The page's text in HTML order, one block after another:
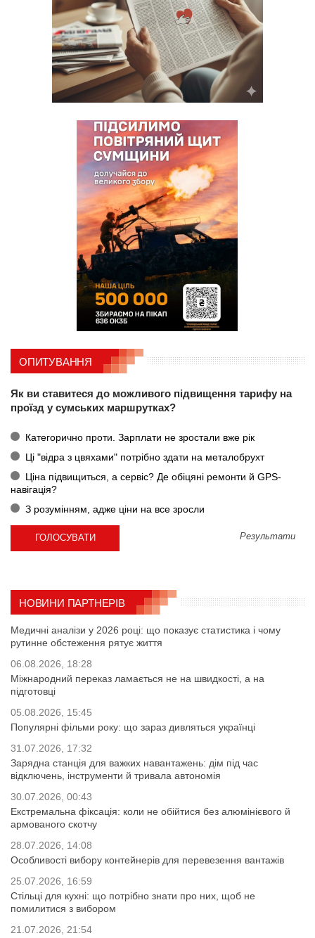
ОПИТУВАННЯ
Як ви ставитеся до можливого підвищення тарифу на
проїзд у сумських маршрутках?
Категорично проти. Зарплати не зростали вже рік
Ці "відра з цвяхами" потрібно здати на металобрухт
Ціна підвищиться, а сервіс? Де обіцяні ремонти й GPS-
навігація?
З розумінням, адже ціни на все зросли
Результати
НОВИНИ ПАРТНЕРІВ
Медичні аналізи у 2026 році: що показує статистика і чому
рутинне обстеження рятує життя
06.08.2026, 18:28
Міжнародний переказ ламається не на швидкості, а на
підготовці
05.08.2026, 15:45
Популярні фільми року: що зараз дивляться українці
31.07.2026, 17:32
Зарядна станція для важких навантажень: дім під час
відключень, інструменти й тривала автономія
30.07.2026, 00:43
Екстремальна фіксація: коли не обійтися без алюмінієвого й
армованого скотчу
28.07.2026, 14:08
Особливості вибору контейнерів для перевезення вантажів
25.07.2026, 16:59
Стільці для кухні: що потрібно знати про них, щоб не
помилитися з вибором
21.07.2026, 21:54